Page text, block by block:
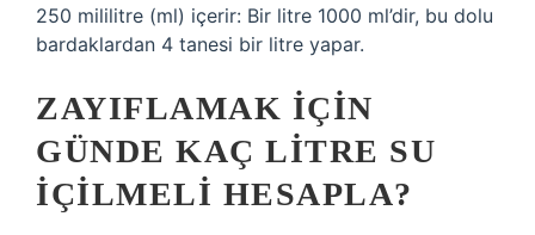
250 mililitre (ml) içerir: Bir litre 1000 ml’dir, bu dolu
bardaklardan 4 tanesi bir litre yapar.
ZAYIFLAMAK IÇIN
GÜNDE KAÇ LITRE SU
IÇILMELI HESAPLA?